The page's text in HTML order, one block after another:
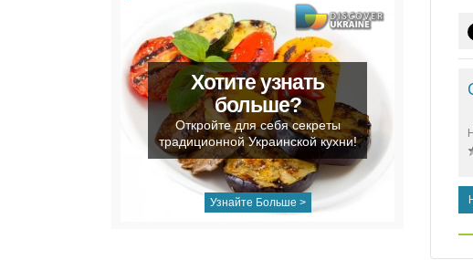
Хотите узнать
больше?
Откройте для себя секреты
традиционной Украинской кухни!
Узнайте Больше >